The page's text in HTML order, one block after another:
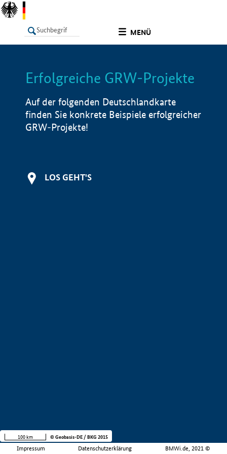
MENÜ
LISTE Info
Erfolgreiche GRW-Projekte
Auf der folgenden Deutschlandkarte
finden Sie konkrete Beispiele erfolgreicher
GRW-Projekte!
LOS GEHT'S
Impressum Datenschutzerklärung BMWi.de, 2021 ©
100 km © Geobasis-DE / BKG 2015